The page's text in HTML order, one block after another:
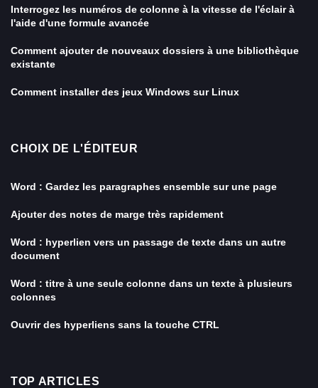
Interrogez les numéros de colonne à la vitesse de l'éclair à
l'aide d'une formule avancée
Comment ajouter de nouveaux dossiers à une bibliothèque
existante
Comment installer des jeux Windows sur Linux
CHOIX DE L'ÉDITEUR
Word : Gardez les paragraphes ensemble sur une page
Ajouter des notes de marge très rapidement
Word : hyperlien vers un passage de texte dans un autre
document
Word : titre à une seule colonne dans un texte à plusieurs
colonnes
Ouvrir des hyperliens sans la touche CTRL
TOP ARTICLES